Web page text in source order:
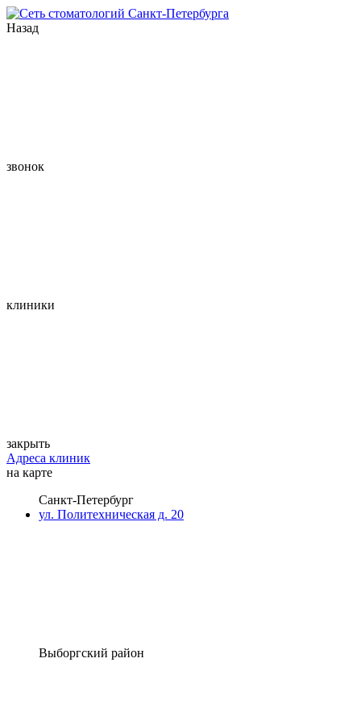
Назад
звонок
клиники
закрыть
Адреса клиник
на карте
Санкт-Петербург
ул. Политехническая д. 20
Выборгский район